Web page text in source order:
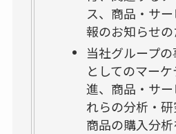
ス、商品・サ
報のお知らせ
当社グループ
としてのマー
進、商品・サ
れらの分析・
商品の購入分